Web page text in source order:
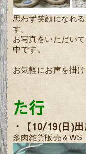
思わず笑顔になれ
す。
お写真をいただい
中です。
お気軽にお声を掛
た行
・【10/19(日)出
多肉雑貨販売＆WS